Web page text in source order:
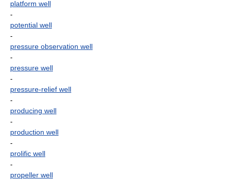
platform well
-
potential well
-
pressure observation well
-
pressure well
-
pressure-relief well
-
producing well
-
production well
-
prolific well
-
propeller well